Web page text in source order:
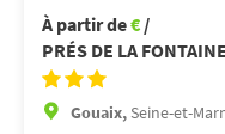
À partir de€ /
PRÉS DE LA FONTAINE
Gouaix, Seine-et-